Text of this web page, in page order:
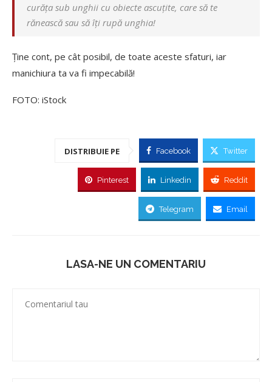
curăța sub unghii cu obiecte ascuțite, care să te
rănească sau să îți rupă unghia!
Ține cont, pe cât posibil, de toate aceste sfaturi, iar
manichiura ta va fi impecabilă!
FOTO: iStock
DISTRIBUIE PE Facebook Twitter
Pinterest Linkedin Reddit
Telegram Email
LASA-NE UN COMENTARIU